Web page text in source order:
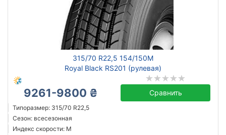
315/70 R22,5 154/150M
Royal Black RS201 (рулевая)
9261-9800 ₴ Сравнить
Типоразмер: 315/70 R22,5
Сезон: всесезонная
Индекс скорости: M